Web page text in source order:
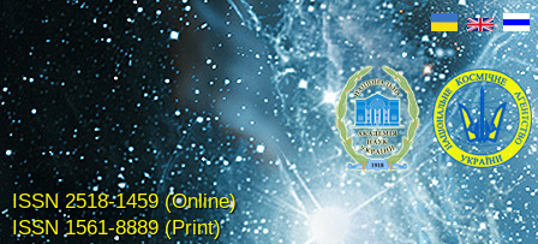
ISSN 2518-1459 (Online)
ISSN 1561-8889 (Print)